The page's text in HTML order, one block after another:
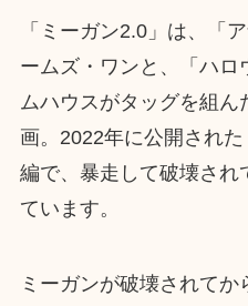
「ミーガン2.0」は、「
ームズ・ワンと、「ハロ
ムハウスがタッグを組
画。2022年に公開され
編で、暴走して破壊され
ています。
ミーガンが破壊されて